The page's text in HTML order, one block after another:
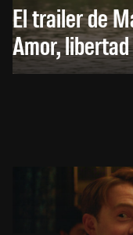
El trailer de
Amor,